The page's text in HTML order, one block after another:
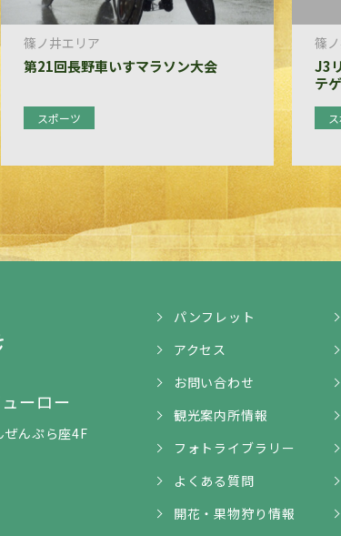
篠ノ井エリア
第21回長野車いすマラソン大会
スポーツ
篠
J3
テ
ーロー
んぷら座4F
パンフレット
アクセス
お問い合わせ
観光案内所情報
フォトライブラリー
よくある質問
開花・果物狩り情報